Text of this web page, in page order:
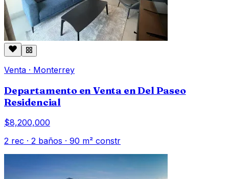
Venta · Monterrey
Departamento en Venta en Del Paseo
Residencial
$8,200,000
2 rec · 2 baños · 90 m² constr